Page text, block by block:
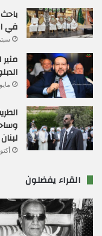
في
سبتمبر
مايو 18, 2026
أكتوبر
القراء يفضلون